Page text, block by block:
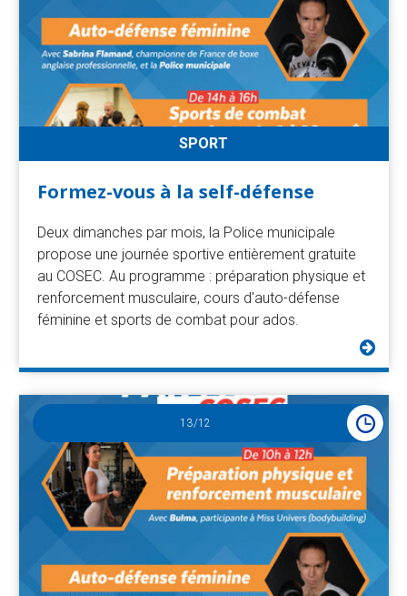
SPORT
Formez-vous à la self-défense
Deux dimanches par mois, la Police municipale
propose une journée sportive entièrement gratuite
au COSEC. Au programme : préparation physique et
renforcement musculaire, cours d'auto-défense
féminine et sports de combat pour ados.
13/12